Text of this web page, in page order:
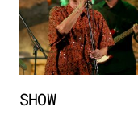
SHOW